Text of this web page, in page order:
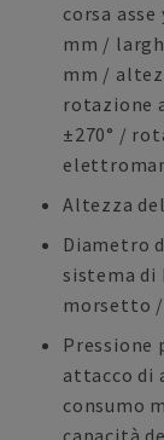
corsa asse
mm /
mm /
rotazione
±270° /
Altezza
Diametro
sistema di
morsetto
Pressione
attacco di
consumo
capacità